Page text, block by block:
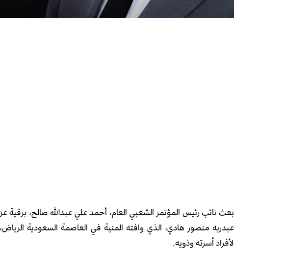
بعث نائب رئيس المؤتمر الشعبي العام، أحمد علي عبدالله صالح، برقية
عبدربه منصور هادي، الذي وافته المنية في العاصمة السعودية
لأفراد أسرته وذويه.